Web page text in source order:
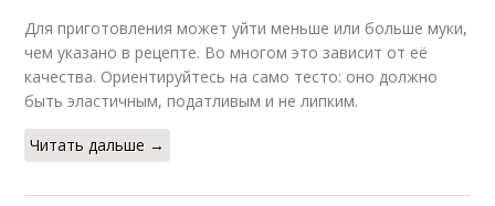
Для приготовления может уйти меньше или больше муки,
чем указано в рецепте. Во многом это зависит от её
качества. Ориентируйтесь на само тесто: оно должно
быть эластичным, податливым и не липким.
Читать дальше →